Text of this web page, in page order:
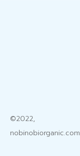
©2022,
nobinobiorganic.com